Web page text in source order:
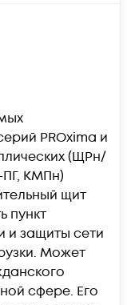
PROxima и
(ЩРн/
КМПн)
щит
пункт
и защиты сети
Может
сфере. Его